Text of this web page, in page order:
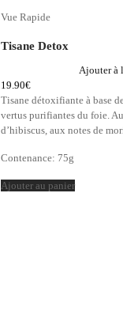
Vue Rapide
Tisane Detox
Ajouter à
19.90€
Tisane détoxifiante à base
vertus purifiantes du foie.
d’hibiscus, aux notes de
Contenance: 75g
Ajouter au panier